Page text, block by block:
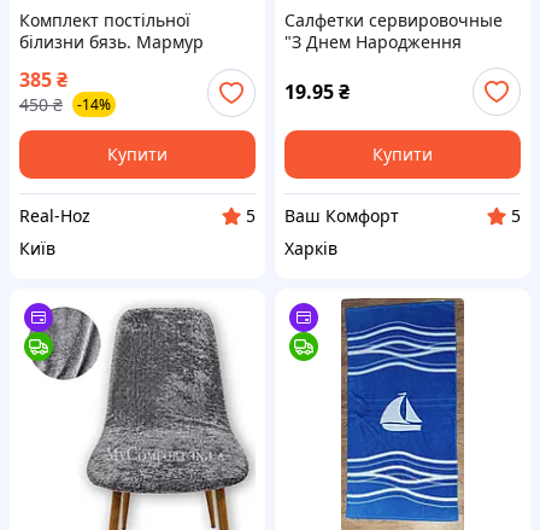
Комплект постільної
білизни бязь. Мармур
385₴
450 ₴ -14%
Купити
Real-Hoz
5
Київ
Салфетки сервировочные
"З Днем Народження
19.95₴
Купити
Ваш Комфорт
5
Харків